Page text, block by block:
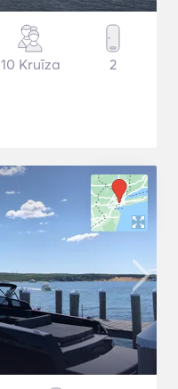
10 Kruīza 2